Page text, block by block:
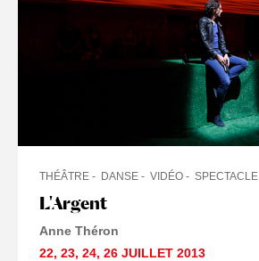
L'Argent
THÉÂTRE DANSE VIDÉO SPECTACLE
Anne Théron
22, 23, 24, 26 JUILLET 2013